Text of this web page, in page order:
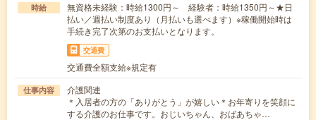
時給
無資格未経験：時給1300円～ 経験者：時給1350円～★日
払い／週払い制度あり（月払いも選べます）※稼働開始時は
手続き完了次第のお支払いとなります。
交通費
交通費全額支給※規定有
仕事内容
介護関連
＊入居者の方の「ありがとう」が嬉しい＊お年寄りを笑顔に
する介護のお仕事です。おじいちゃん、おばあちゃ…